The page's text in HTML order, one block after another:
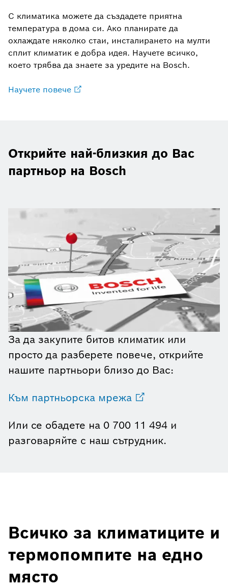
С климатика можете да създадете приятна
температура в дома си. Ако планирате да
охлаждате няколко стаи, инсталирането на мулти
сплит климатик е добра идея. Научете всичко,
което трябва да знаете за уредите на Bosch.
Научете повече
Открийте най-близкия до Вас
партньор на Bosch
За да закупите битов климатик или
просто да разберете повече, открийте
нашите партньори близо до Вас:
Към партньорска мрежа
Или се обадете на 0 700 11 494 и
разговаряйте с наш сътрудник.
Всичко за климатиците и
термопомпите на едно
място